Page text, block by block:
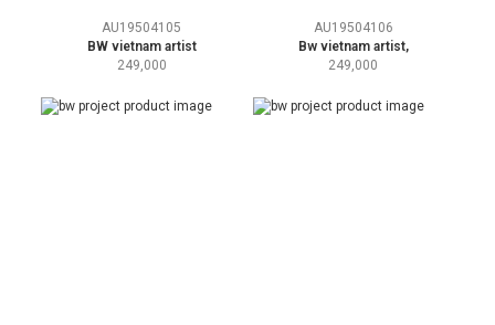
AU19504105
BW vietnam artist
249,000
AU19504106
Bw vietnam artist,
249,000